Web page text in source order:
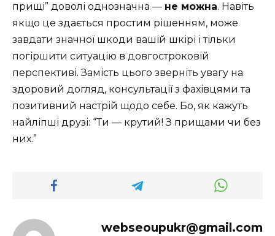
прищі” доволі однозначна — не можна. Навіть
якщо це здається простим рішенням, може
завдати значної шкоди вашій шкірі і тільки
погіршити ситуацію в довгостроковій
перспективі. Замість цього зверніть увагу на
здоровий догляд, консультації з фахівцями та
позитивний настрій щодо себе. Бо, як кажуть
найліпші друзі: “Ти — крутий! З прищами чи без
них.”
webseoupukr@gmail.com